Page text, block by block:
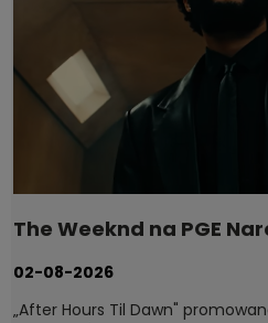
The Weeknd na PGE
02-08-2026
„After Hours Til Dawn"